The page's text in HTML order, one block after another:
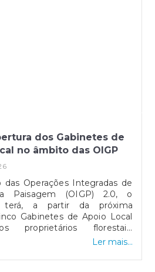
dos Gabinetes de
no âmbito das OIGP
das Operações Integradas de
Paisagem (OIGP) 2.0, o
terá, a partir da próxima
Gabinetes de Apoio Local
proprietários florestais,
nos quartéis dos corpos de
os seguintes serviços:
Ler mais...